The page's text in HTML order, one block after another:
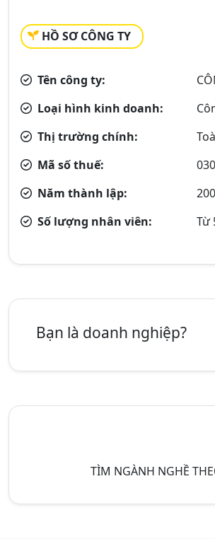
HỒ SƠ CÔNG TY
Tên công ty:
Loại hình kinh doanh:
Thị trường chính:
Mã số thuế:
Năm thành lập:
Số lượng nhân viên:
Từ
Bạn là doanh nghiệp?
TÌM NGÀNH NGHỀ